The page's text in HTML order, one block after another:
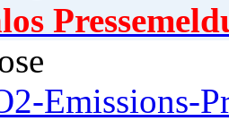
Emissions-